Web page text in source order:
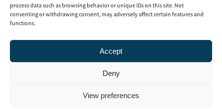
process data such as browsing behavior or unique IDs on this site. Not
consenting or withdrawing consent, may adversely affect certain features and
functions.
Accept
Deny
View preferences
LinkedIn
Säkerhet år 2003 för att stimulera, utveckla och informera om
branschens ledande företag och organisationer. Rådet träffas tre till
fyra gånger per år och diskuterar aktuella säkerhetsfrågor.